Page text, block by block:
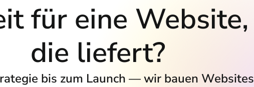
für eine Website,
die liefert?
bis zum Launch — wir bauen Websites